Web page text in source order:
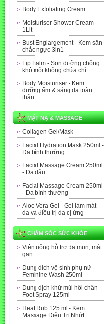
Body Exfoliating Cream
Moisturiser Shower Cream
1Lit
Bust Englargement - Kem săn
chắc ngực 3in1
Lip Balm - Son dưỡng chống
khô môi không chứa chì
Body Moisturiser - Kem
dưỡng ẩm & sáng da toàn
thân
MẶT NẠ & MASSAGE
Collagen Gel/Mask
Facial Hydration Mask 250ml -
Da bình thường
Facial Massage Cream 250ml
- Da dầu
Facial Massage Cream 250ml
- Da bình thường
Aloe Vera Gel - Gel làm mát
da và điều trị da dị ứng
CHĂM SÓC SỨC KHỎE
Viên uống hỗ trợ da mụn, mát
gan
Dung dich vệ sinh phụ nữ -
Feminine Wash 250ml
Dung dịch khử mùi hôi chân -
Foot Spray 125ml
Heat Rub 125 ml - Kem
Massage Điều Trị Nhứt